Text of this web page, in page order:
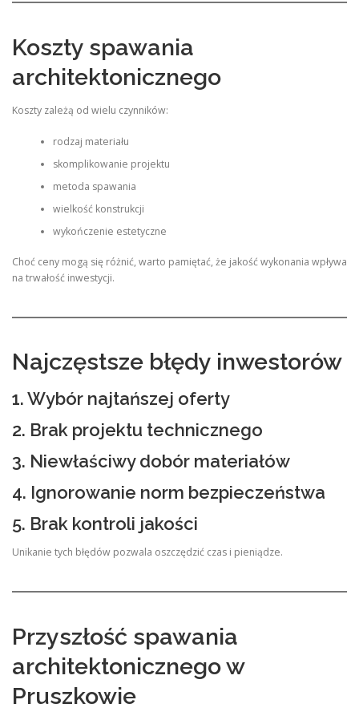
Koszty spawania
architektonicznego
Koszty zależą od wielu czynników:
rodzaj materiału
skomplikowanie projektu
metoda spawania
wielkość konstrukcji
wykończenie estetyczne
Choć ceny mogą się różnić, warto pamiętać, że jakość wykonania wpływa
na trwałość inwestycji.
Najczęstsze błędy inwestorów
1. Wybór najtańszej oferty
2. Brak projektu technicznego
3. Niewłaściwy dobór materiałów
4. Ignorowanie norm bezpieczeństwa
5. Brak kontroli jakości
Unikanie tych błędów pozwala oszczędzić czas i pieniądze.
Przyszłość spawania
architektonicznego w
Pruszkowie